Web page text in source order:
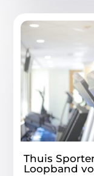
Thuis
Loopband